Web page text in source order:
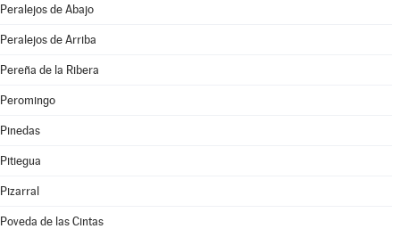
Peralejos de Abajo
Peralejos de Arriba
Pereña de la Ribera
Peromingo
Pinedas
Pitiegua
Pizarral
Poveda de las Cintas